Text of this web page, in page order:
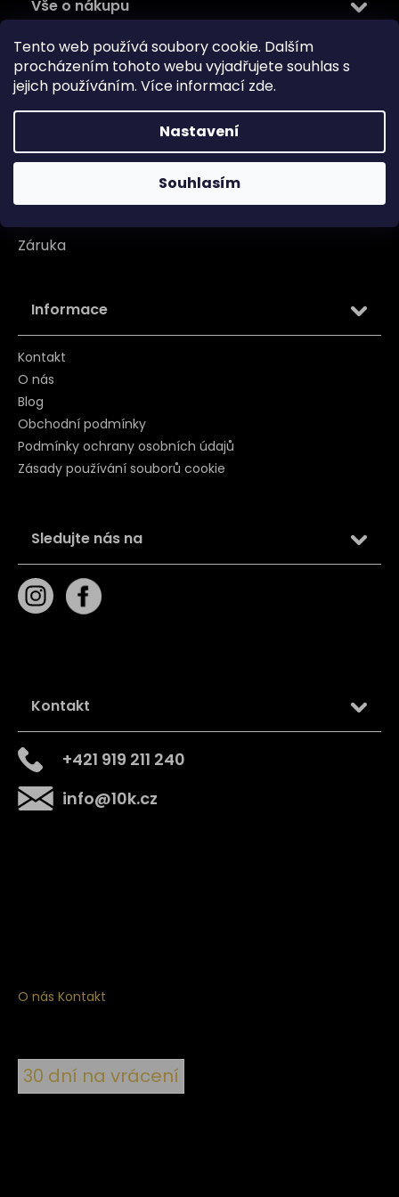
Tento web používá soubory cookie. Dalším
procházením tohoto webu vyjadřujete souhlas s
jejich používáním. Více informací zde.
Nastavení
Souhlasím
Vše o nákupu
Doprava
Garance originality
Platba
Reklamace
Záruka
Informace
Kontakt
O nás
Blog
Obchodní podmínky
Podmínky ochrany osobních údajů
Zásady používání souborů cookie
Sledujte nás na
Kontakt
info@10k.cz
+421 919 211 240
O nás Kontakt
30 dní na vrácení